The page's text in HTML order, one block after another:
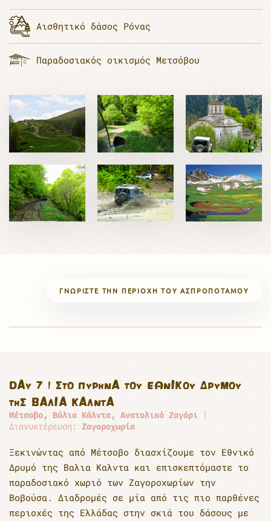
Αισθητικό δάσος Ρόνας
Παραδοσιακός οικισμός Μετσόβου
ΓΝΩΡΊΣΤΕ ΤΗΝ ΠΕΡΙΟΧΉ ΤΟΥ ΑΣΠΡΟΠΟΤΆΜΟΥ
DAY 7 | ΣΤΟ ΠΥΡΉΝΑ ΤΟΥ ΕΘΝΙΚΟΎ ΔΡΥΜΟΎ
ΤΗΣ ΒΑΛΙΑ ΚΑΛΝΤΑ
Μέτσοβο, Βάλια Κάλντα, Ανατολικό Ζαγόρι
Διανυκτέρευση: Ζαγοροχωρία
Ξεκινώντας από Μέτσοβο διασχίζουμε τον Εθνικό
Δρυμό της Βαλια Καλντα και επισκεπτόμαστε το
παραδοσιακό χωριό των Ζαγοροχωρίων την
Βοβούσα. Διαδρομές σε μία από τις πιο παρθένες
περιοχές της Ελλάδας στην σκιά του δάσους με